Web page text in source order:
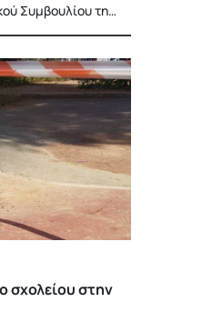
Συμβουλίου τη…
σχολείου στην